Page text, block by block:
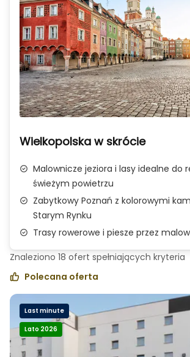
Zdjęcie 1 z 3
Wielkopolska w skrócie
Malownicze jeziora i lasy idealne do
świeżym powietrzu
Zabytkowy Poznań z kolorowymi
Starym Rynku
Trasy rowerowe i piesze przez
Znaleziono 18 ofert spełniających kryteria
Polecana oferta
Last minute
Lato 2026